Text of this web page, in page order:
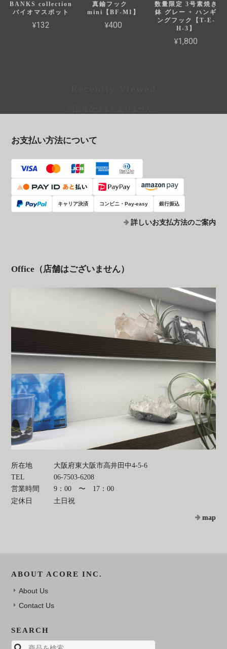
BANKS collection
バイオマスポット
¥132
真鍮フック
mini【BF-MI】
¥400
数量限定 3号素焼き
鉢 グレー + ハンギ
ングフック【T-E-
H-3】
¥1,800
お支払い方法について
キャリア決済 コンビニ・Pay-easy 銀行振込
詳しいお支払方法のご案内
Office（店舗はございません）
所在地
大阪府東大阪市高井田中4-5-6
TEL
06-7503-6208
営業時間
9：00 〜 17：00
定休日
土日祝
map
ABOUT ACORE INC.
About Us
Contact Us
SEARCH